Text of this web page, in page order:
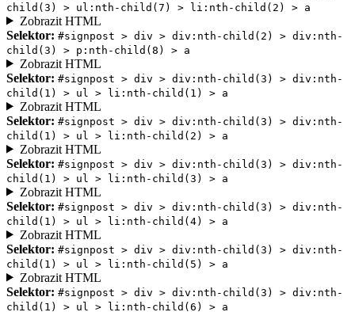
child(3) > ul:nth-child(7) > li:nth-child(2) > a
Zobrazit HTML
Selektor: #signpost > div > div:nth-child(2) > div:nth-
child(3) > p:nth-child(8) > a
Zobrazit HTML
Selektor: #signpost > div > div:nth-child(3) > div:nth-
child(1) > ul > li:nth-child(1) > a
Zobrazit HTML
Selektor: #signpost > div > div:nth-child(3) > div:nth-
child(1) > ul > li:nth-child(2) > a
Zobrazit HTML
Selektor: #signpost > div > div:nth-child(3) > div:nth-
child(1) > ul > li:nth-child(3) > a
Zobrazit HTML
Selektor: #signpost > div > div:nth-child(3) > div:nth-
child(1) > ul > li:nth-child(4) > a
Zobrazit HTML
Selektor: #signpost > div > div:nth-child(3) > div:nth-
child(1) > ul > li:nth-child(5) > a
Zobrazit HTML
Selektor: #signpost > div > div:nth-child(3) > div:nth-
child(1) > ul > li:nth-child(6) > a